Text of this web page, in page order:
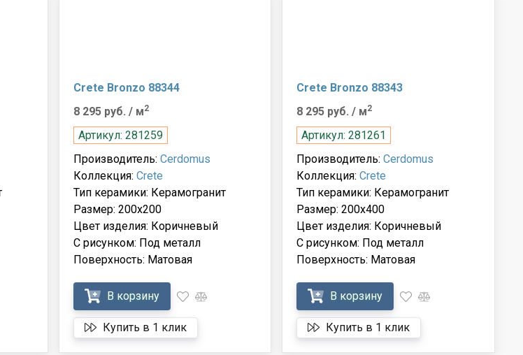
Crete Bronzo 88344
8 295 руб. / м2
Артикул: 281259
Производитель: Cerdomus
Коллекция: Crete
Тип керамики: Керамогранит
Размер: 200x200
Цвет изделия: Коричневый
С рисунком: Под металл
Поверхность: Матовая
В корзину
Купить в 1 клик
Crete Bronzo 88343
8 295 руб./ м2
Артикул: 281261
Производитель:Cerdomus
Коллекция:Crete
Тип керамики: Керамогранит
Размер: 200x400
Цвет изделия: Коричневый
С рисунком: Под металл
Поверхность: Матовая
В корзину
Купить в 1 клик